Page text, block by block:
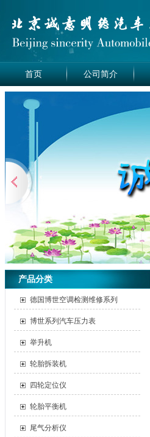
首页 公司简介
产品分类
德国博世空调检测维修系列
博世系列汽车压力表
举升机
轮胎拆装机
四轮定位仪
轮胎平衡机
尾气分析仪